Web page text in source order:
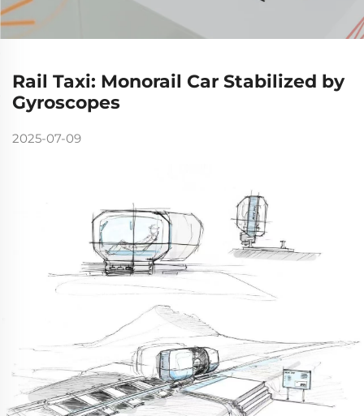
Rail Taxi: Monorail Car Stabilized by
Gyroscopes
2025-07-09